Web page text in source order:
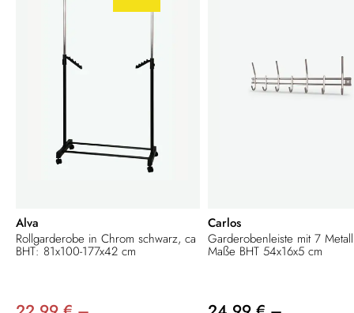
Alva
Rollgarderobe in Chrom schwarz, ca
BHT: 81x100-177x42 cm
Carlos
Garderobenleiste mit 7
Maße BHT 54x16x5 cm